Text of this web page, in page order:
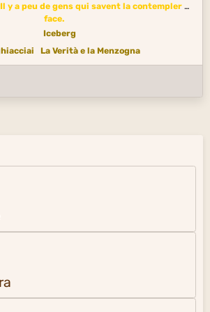
y a peu de gens qui savent la contempler de
face.
La Verità e la Menzogna